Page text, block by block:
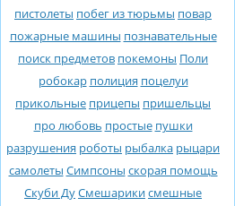
пистолеты побег из тюрьмы повар
пожарные машины познавательные
поиск предметов покемоны Поли
робокар полиция поцелуи
прикольные прицепы пришельцы
про любовь простые пушки
разрушения роботы рыбалка рыцари
самолеты Симпсоны скорая помощь
Скуби ДуСмешарикисмешные